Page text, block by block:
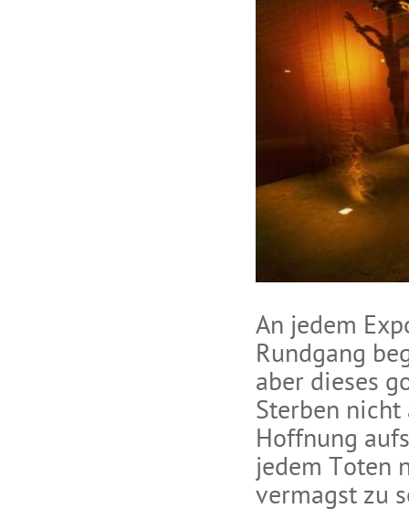
An jedem
Rundgang
aber dieses
Sterben
Hoffnung
jedem Toten
vermagst zu